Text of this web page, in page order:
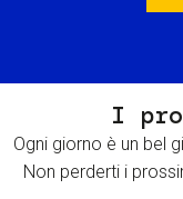
I
Ogni giorno è un bel
Non perderti i